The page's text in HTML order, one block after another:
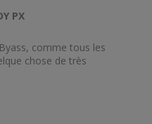
PX
comme tous les
chose de très
alors été vaincue